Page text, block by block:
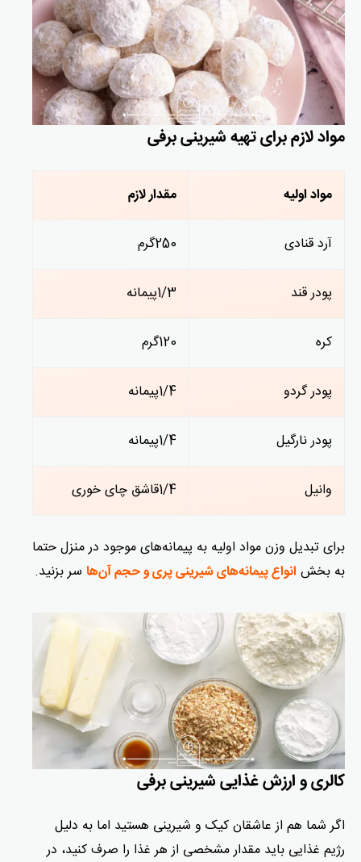
مواد لازم برای تهیه شیرینی برفی
مواد اولیه مقدار لازم
آرد قنادی 250گرم
پودر قند 1/3پیمانه
کره 120گرم
پودر گردو 1/4پیمانه
پودر نارگیل 1/4پیمانه
وانیل 1/4قاشق چای خوری
برای تبدیل وزن مواد اولیه به پیمانه‌های موجود در منزل حتما
به بخش انواع پیمانه‌های شیرینی پری و حجم آن‌ها سر بزنید.
کالری و ارزش غذایی شیرینی برفی
اگر شما هم از عاشقان کیک و شیرینی هستید اما به دلیل
رژیم غذایی باید مقدار مشخصی از هر غذا را صرف کنید، در